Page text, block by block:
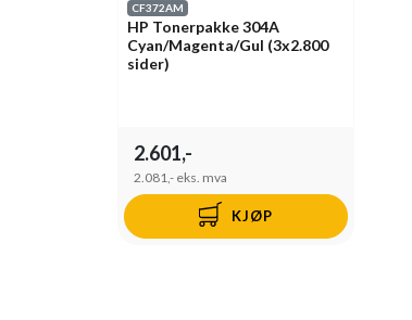
CF372AM
HP Tonerpakke 304A
Cyan/Magenta/Gul (3x2.800
sider)
2.601,-
2.081,- eks. mva
KJØP